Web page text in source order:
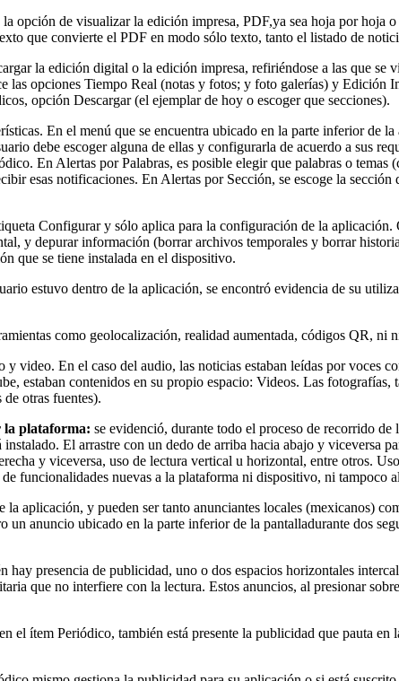
de visualizar la edición impresa, PDF,ya sea hoja por hoja o
que convierte el PDF en modo sólo texto, tanto el listado de
la edición digital o la edición impresa, refiriéndose a las que se
opciones Tiempo Real (notas y fotos; y foto galerías) y Edición
opción Descargar (el ejemplar de hoy o escoger que secciones).
En el menú que se encuentra ubicado en la parte inferior de
debe escoger alguna de ellas y configurarla de acuerdo a sus
En Alertas por Palabras, es posible elegir que palabras o
esas notificaciones. En Alertas por Sección, se escoge la
Configurar y sólo aplica para la configuración de la aplicación.
y depurar información (borrar archivos temporales y borrar
que se tiene instalada en el dispositivo.
estuvo dentro de la aplicación, se encontró evidencia de su
como geolocalización, realidad aumentada, códigos QR, ni
y video. En el caso del audio, las noticias estaban leídas por voces
estaban contenidos en su propio espacio: Videos. Las
otras fuentes).
la plataforma: se evidenció, durante todo el proceso de recorrido
El arrastre con un dedo de arriba hacia abajo y viceversa
y viceversa, uso de lectura vertical u horizontal, entre otros.
funcionalidades nuevas a la plataforma ni dispositivo, ni tampoco
la aplicación, y pueden ser tanto anunciantes locales (mexicanos)
anuncio ubicado en la parte inferior de la pantalladurante dos
presencia de publicidad, uno o dos espacios horizontales
que no interfiere con la lectura. Estos anuncios, al presionar
el ítem Periódico, también está presente la publicidad que pauta